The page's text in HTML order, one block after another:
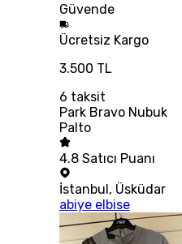
Güvende
Ücretsiz Kargo
3.500 TL
6 taksit
Park Bravo Nubuk
Palto
4.8 Satıcı Puanı
İstanbul, Üsküdar
abiye elbise